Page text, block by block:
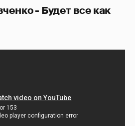
- Будет все как